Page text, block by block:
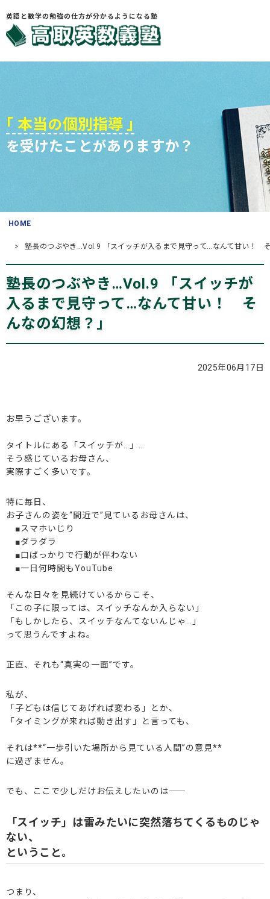
英語と数学の勉強の仕方が分かるようになる塾
｢ 本当の個別指導 ｣
を受けたことがありますか？
HOME
塾長のつぶやき…Vol.9 「スイッチが入るまで見守って…なんて甘い！
塾長のつぶやき…Vol.9 「スイッチが
入るまで見守って…なんて甘い！ そ
んなの幻想？」
2025年06月17日
お早うございます。
タイトルにある「スイッチが…」…
そう感じているお母さん、
実際すごく多いです。
特に毎日、
お子さんの姿を“間近で”見ているお母さんは、
■スマホいじり
■ダラダラ
■口ばっかりで行動が伴わない
■一日何時間もYouTube
そんな日々を見続けているからこそ、
「この子に限っては、スイッチなんか入らない」
「もしかしたら、スイッチなんてないんじゃ…」
って思うんですよね。
正直、それも“真実の一面”です。
私が、
「子どもは信じてあげれば変わる」とか、
「タイミングが来れば動き出す」と言っても、
それは**“一歩引いた場所から見ている人間”の意見**
に過ぎません。
でも、ここで少しだけお伝えしたいのは――
「スイッチ」は雷みたいに突然落ちてくるものじゃ
ない、
ということ。
つまり、
こういうお悩みないですか?
お悩みを解決する3つの手順
アクセス
ブログ